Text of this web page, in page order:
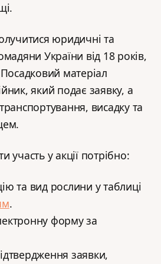
юридичні та
України від 18 років,
матеріал
який подає заявку, а
висадку та
участь у акції потрібно:
та вид рослини у таблиці
.
форму за
заявки,